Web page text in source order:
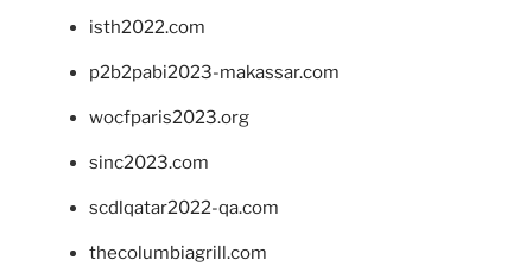
isth2022.com
p2b2pabi2023-makassar.com
wocfparis2023.org
sinc2023.com
scdlqatar2022-qa.com
thecolumbiagrill.com